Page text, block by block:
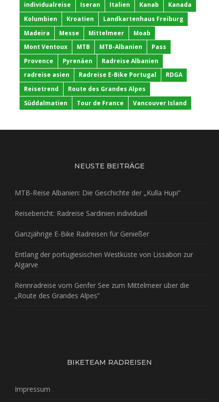
individualreise
Iseran Italien Kanab
Kanada
Kolumbien
Kroatien
Landkartenhaus Freiburg
Madeira
Messe Mittelmeer
Moab
Mont Ventoux
MTB MTB-Albanien
Pass
Provence
Pyrenäen
Radreise Albanien
radreise asien
Radreise E-Bike Portugal
RDGA
Reisetrend
Route des Grandes Alpes
Süddalmatien
Tour de France Vancouver Island
NEUSTE BEITRÄGE
MTB-Reise Albanien: Die Geschichte der „Kulla Hupi“
Reisebericht: Radreise Sardinien individuell
Ganzjährige E-Bike Radreisen für Genießer
Entlang der portugiesischen Westküste von Lissabon zur
Algarve
Rennradreise vom Genfer See zum Mittelmeer über die
„Route des Grandes Alpes“
BIKETEAM RADREISEN
Impressum